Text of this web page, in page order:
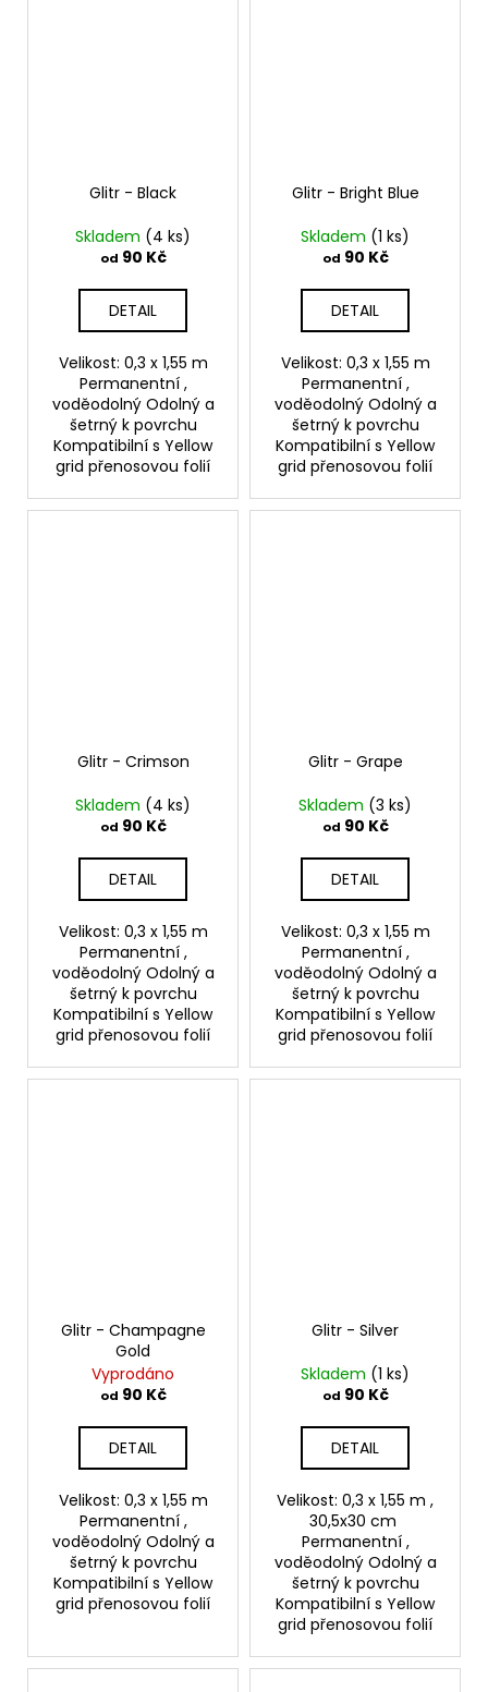
Glitr - Black
Skladem (4 ks)
od 90 Kč
DETAIL
Velikost: 0,3 x 1,55 m
Permanentní ,
voděodolný Odolný a
šetrný k povrchu
Kompatibilní s Yellow
grid přenosovou folií
Glitr - Bright Blue
Skladem (1 ks)
od 90 Kč
DETAIL
Velikost: 0,3 x 1,55 m
Permanentní ,
voděodolný Odolný a
šetrný k povrchu
Kompatibilní s Yellow
grid přenosovou folií
Glitr - Crimson
Skladem (4 ks)
od 90 Kč
DETAIL
Velikost: 0,3 x 1,55 m
Permanentní ,
voděodolný Odolný a
šetrný k povrchu
Kompatibilní s Yellow
grid přenosovou folií
Glitr - Grape
Skladem (3 ks)
od 90 Kč
DETAIL
Velikost: 0,3 x 1,55 m
Permanentní ,
voděodolný Odolný a
šetrný k povrchu
Kompatibilní s Yellow
grid přenosovou folií
Glitr - Champagne
Gold
Vyprodáno
od 90 Kč
DETAIL
Velikost: 0,3 x 1,55 m
Permanentní ,
voděodolný Odolný a
šetrný k povrchu
Kompatibilní s Yellow
grid přenosovou folií
Glitr - Silver
Skladem (1 ks)
od 90 Kč
DETAIL
Velikost: 0,3 x 1,55 m ,
30,5x30 cm
Permanentní ,
voděodolný Odolný a
šetrný k povrchu
Kompatibilní s Yellow
grid přenosovou folií